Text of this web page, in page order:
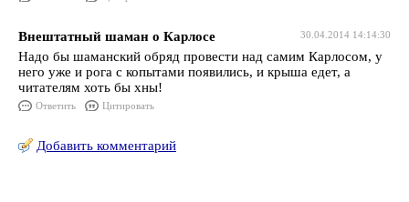
30.04.2014 14:14:30
Внештатный шаман о Карлосе
Надо бы шаманский обряд провести над самим Карлосом, у
него уже и рога с копытами появились, и крыша едет, а
читателям хоть бы хны!
Ответить Цитировать
Добавить комментарий